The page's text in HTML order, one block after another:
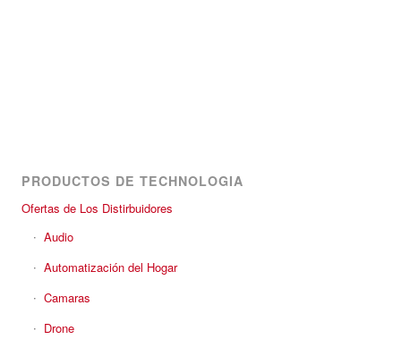
PRODUCTOS DE TECHNOLOGIA
Ofertas de Los Distirbuidores
Audio
Automatización del Hogar
Camaras
Drone